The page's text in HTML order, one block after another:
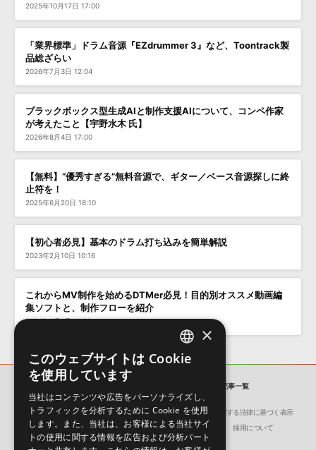
2025年10月17日 17:00
「業界標準」ドラム音源『EZdrummer 3』など、Toontrack製
品総ざらい
2026年7月3日 12:04
ブラックボックス型生成AIと制作支援AIについて、コンペ作家
が考えたこと【宇野水木 氏】
2026年8月4日 17:00
【無料】“優秀すぎる”無料音源で、ギター／ベース音源探しに終
止符を！
2025年6月20日 18:10
【初心者必見】基本のドラム打ち込みを簡単解説
2023年2月10日 10:16
これからMV制作を始めるDTMer必見！目的別オススメ動画編
集ソフトと、制作フローを紹介
2024年4月1日 11:00
「PLAYER」の記事一覧
会社概要 環境保護（CSR）への取り組み
特定商取引に関する法律に基づく表示
サイト動作環境
利用規約 個人情報の保護について 採用について
ENGLISH
×
このウェブサイトは Cookie
を使用しています
当社はコンテンツや広告をパーソナライズし、
トラフィックを分析するために Cookie を使用
します。また、当社は、お客様による当社サイ
トの使用に関する情報を広告および分析パート